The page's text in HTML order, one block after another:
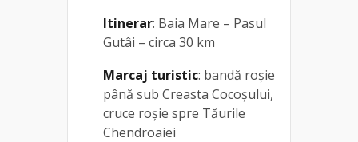
Itinerar: Baia Mare – Pasul
Gutâi – circa 30 km
Marcaj turistic: bandă roșie
până sub Creasta Cocoșului,
cruce roșie spre Tăurile
Chendroaiei